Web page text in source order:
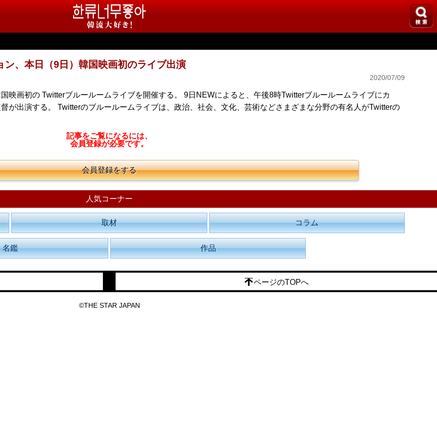
ン、本日（9日）韓国映画初のライブ出演
2020/07/09
映画初の Twitterブルールームライブを開催する。 9日NEWによると、午後8時Twitterブルールームライブにカ
が出演する。 Twitterのブルールームライブは、政治、社会、文化、芸術などさまざまな分野の有名人がTwitterの
記事をご覧になるには、
会員登録が必要です。
会員登録をする
人気コーナー
取材 コラム
名鑑 作品
ページのTOPへ
©THE STAR JAPAN